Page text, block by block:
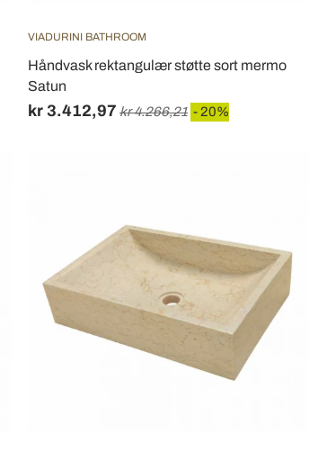
VIADURINI BATHROOM
Håndvask rektangulær støtte sort mermo
Satun
kr 3.412,97 kr 4.266,21 - 20%